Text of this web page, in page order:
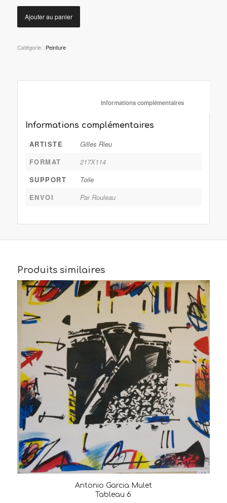
Ajouter au panier
Catégorie : Peinture
Informations
Informations complémentaires
ARTISTE
Gilles Rieu
FORMAT
217X114
SUPPORT
Toile
ENVOI
Par Rouleau
Produits similaires
Antonio Garcia Mulet
Tableau 6